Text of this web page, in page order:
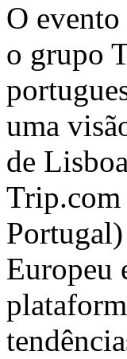
O
o grupo
uma
de
Europeu